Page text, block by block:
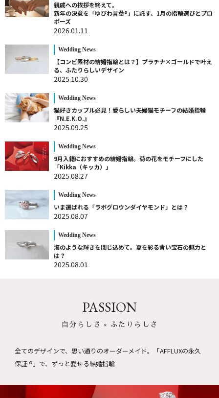
親戚への挨拶を終えて。
新年の決意を「ゆびわ言葉®」に託す、1月の指輪選びとプロ
ポーズ
2026.01.11
Wedding News
【コンビ素材の結婚指輪とは？】プラチナ×ゴールドで叶え
る、ふたりらしいデザイン
2025.10.30
Wedding News
猫好きカップル必見！愛らしい夫婦猫モチーフの結婚指輪
『N.E.K.O.』
2025.09.25
Wedding News
9月入籍におすすめの結婚指輪。菊の花をモチーフにした
「Kikka（キッカ）」
2025.08.27
Wedding News
いま選ばれる「ラボグロウンダイヤモンド」とは？
2025.08.07
Wedding News
海のような輝きを閉じ込めて。夏を彩る青い宝石の魅力と
は？
2025.08.01
PASSION
自分らしさ × ふたりらしさ
全てのデザインで、思い通りのオーダーメイド。
「AFFLUXの永久
保証 ®」で、ずっと愛せる結婚指輪